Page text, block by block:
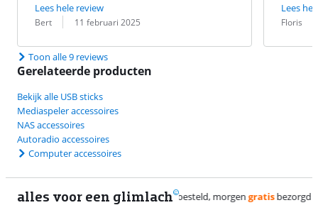
Lees hele review
Beoordeling door:
Bert
Datum: 11 februari 2025
Lees
Floris
Datum:
Toon alle 9 reviews
Gerelateerde producten
Bekijk alle USB sticks
Mediaspeler accessoires
NAS accessoires
Autoradio accessoires
Computer accessoires
alles voor een glimlach